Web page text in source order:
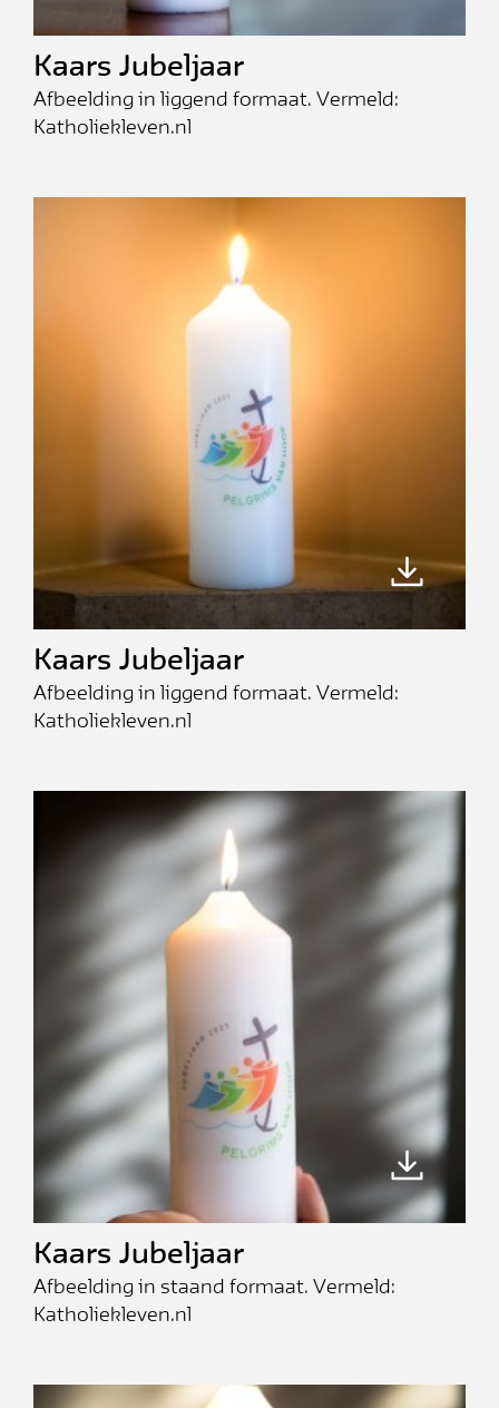
Kaars Jubeljaar
Afbeelding in liggend formaat. Vermeld:
Katholiekleven.nl
Kaars Jubeljaar
Afbeelding in liggend formaat. Vermeld:
Katholiekleven.nl
Kaars Jubeljaar
Afbeelding in staand formaat. Vermeld:
Katholiekleven.nl
Inschrijven